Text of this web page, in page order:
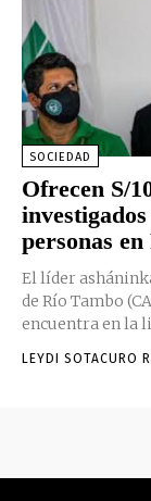
SOCIEDAD
Ofrecen S/
personas
El líder
de Río Tambo
encuentra en la
LEYDI SOTACURO